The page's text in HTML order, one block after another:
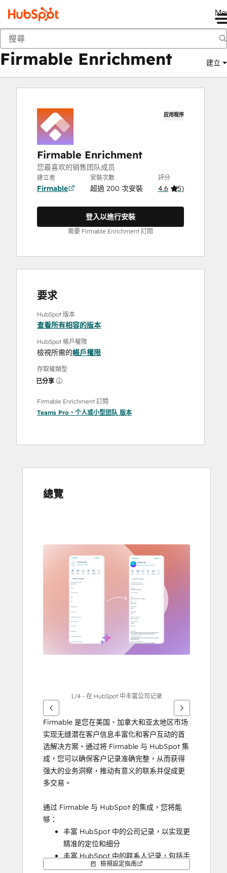
市集 應用程式
Firmable Enrichment 建立
应用程序
Firmable Enrichment
您最喜欢的销售团队成员
建立者
Firmable
安裝次數
超過 200 次安裝
評分
4.6 (5)
登入以進行安裝
需要 Firmable Enrichment 訂閱
要求
HubSpot 版本
查看所有相容的版本
HubSpot 帳戶權限
檢視所需的帳戶權限
存取權類型
已分享
Firmable Enrichment 訂閱
Teams Pro 、 个人或小型团队 版本
總覽
1/4 - 在 HubSpot 中丰富公司记录
Firmable 是您在美国、加拿大和亚太地区市场
实现无缝潜在客户信息丰富化和客户互动的首
选解决方案。通过将 Firmable 与 HubSpot 集
成，您可以确保客户记录准确完整，从而获得
强大的业务洞察，推动有意义的联系并促成更
多交易。
通过 Firmable 与 HubSpot 的集成，您将能
够：
丰富 HubSpot 中的公司记录，以实现更
精准的定位和细分
丰富 HubSpot 中的联系人记录，包括手
机联系方式 檢視設定指南